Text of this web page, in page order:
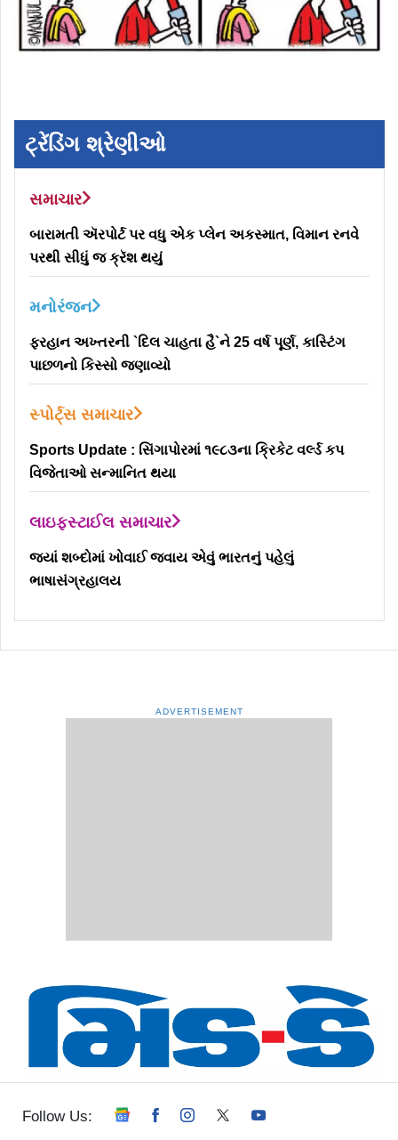
ટ્રેંડિંગ શ્રેણીઓ
સમાચાર
બારામતી ઍરપોર્ટ પર વધુ એક પ્લેન અકસ્માત, વિમાન રનવે
પરથી સીધું જ ક્રૅશ થયું
મનોરંજન
ફરહાન અખ્તરની `દિલ ચાહતા હૈ`ને 25 વર્ષ પૂર્ણ, કાસ્ટિંગ
પાછળનો કિસ્સો જણાવ્યો
સ્પોર્ટ્સ સમાચાર
Sports Update : સિંગાપોરમાં ૧૯૮૩ના ક્રિકેટ વર્લ્ડ કપ
વિજેતાઓ સન્માનિત થયા
લાઇફસ્ટાઈલ સમાચાર
જ્યાં શબ્દોમાં ખોવાઈ જવાય એવું ભારતનું પહેલું
ભાષાસંગ્રહાલય
ADVERTISEMENT
Follow Us: